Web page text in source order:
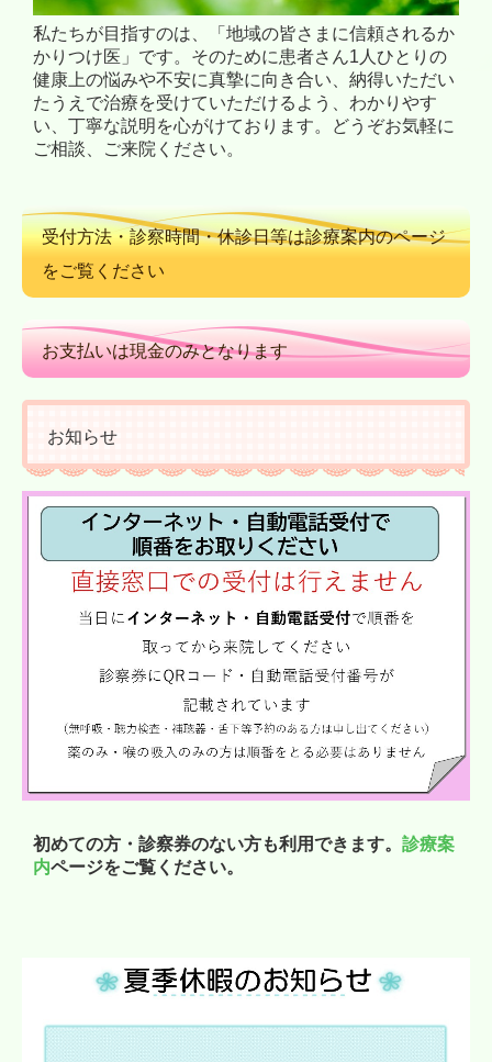
私たちが目指すのは、「地域の皆さまに信頼されるか
かりつけ医」です。そのために患者さん1人ひとりの
健康上の悩みや不安に真摯に向き合い、納得いただい
たうえで治療を受けていただけるよう、わかりやす
い、丁寧な説明を心がけております。どうぞお気軽に
ご相談、ご来院ください。
受付方法・診察時間・休診日等は診療案内のページ
をご覧ください
お支払いは現金のみとなります
お知らせ
初めての方・診察券のない方も利用できます。 診療案
内ページをご覧ください。